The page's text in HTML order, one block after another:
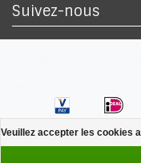
Suivez-nous
Veuillez accepter les cookies